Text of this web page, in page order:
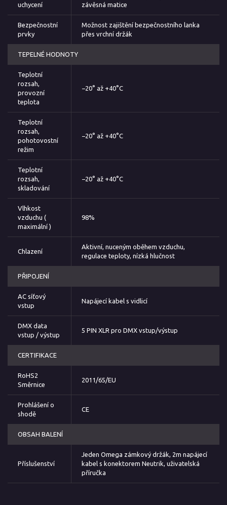
uchycení
závěsná matice
Bezpečnostní
prvky
Možnost zajištění bezpečnostního lanka
přes vrchní držák
TEPELNÉ HODNOTY
Teplotní
rozsah,
provozní
teplota
−20° až +40°C
Teplotní
rozsah,
pohotovostní
režim
−20° až +40°C
Teplotní
rozsah,
skladování
−20° až +40°C
Vlhkost
vzduchu (
maximální )
98%
Chlazení
Aktivní, nuceným oběhem vzduchu,
regulace teploty, nízká hlučnost
PŘIPOJENÍ
AC síťový
vstup
Napájecí kabel s vidlicí
DMX data
vstup / výstup
5 PIN XLR pro DMX vstup/výstup
CERTIFIKACE
RoHS2
Směrnice
2011/65/EU
Prohlášení o
shodě
CE
OBSAH BALENÍ
Příslušenství
Jeden Omega zámkový držák, 2m napájecí
kabel s konektorem Neutrik, uživatelská
příručka